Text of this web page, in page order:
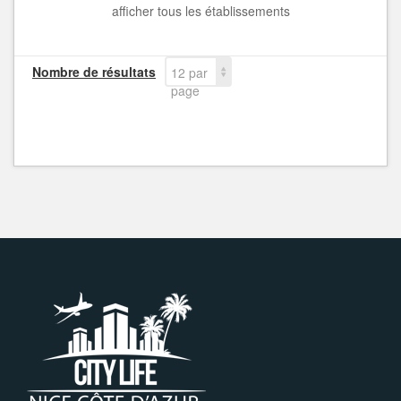
afficher tous les établissements
Nombre de résultats
12 par
page